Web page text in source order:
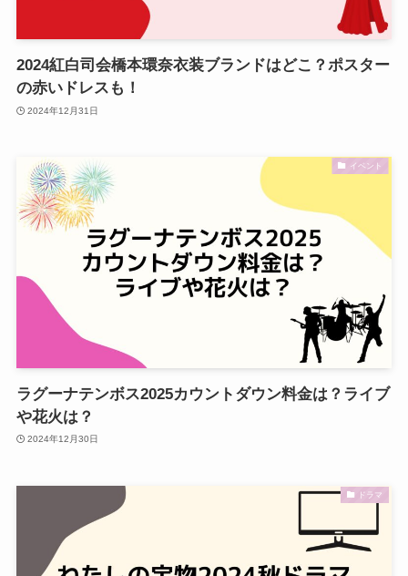
2024紅白司会橋本環奈衣装ブランドはどこ？ポスター
の赤いドレスも！
2024年12月31日
イベント
ラグーナテンボス2025カウントダウン料金は？ライブ
や花火は？
2024年12月30日
ドラマ